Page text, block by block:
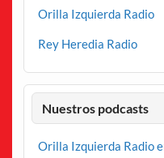
Orilla Izquierda Radio
Rey Heredia Radio
Nuestros podcasts
Orilla Izquierda Radio